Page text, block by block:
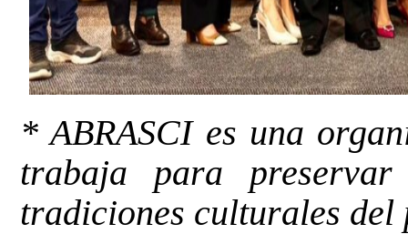
* ABRASCI es una
trabaja para
tradiciones culturales del